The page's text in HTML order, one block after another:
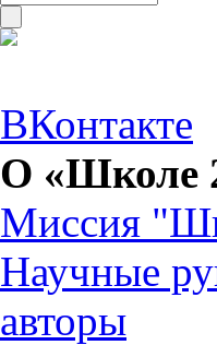
ВКонтакте
О «Школе
Миссия
Научные
авторы